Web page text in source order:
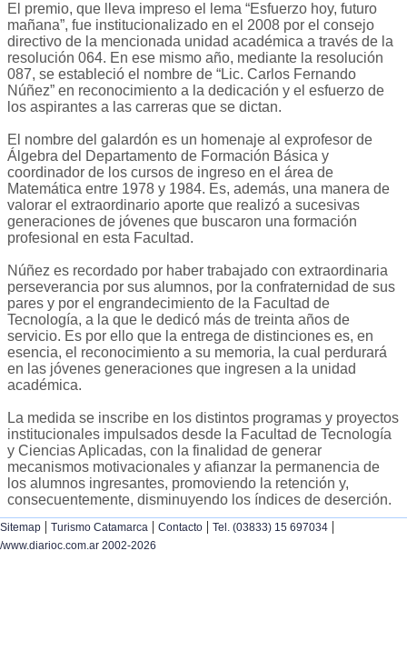
El premio, que lleva impreso el lema “Esfuerzo hoy, futuro
mañana”, fue institucionalizado en el 2008 por el consejo
directivo de la mencionada unidad académica a través de la
resolución 064. En ese mismo año, mediante la resolución
087, se estableció el nombre de “Lic. Carlos Fernando
Núñez” en reconocimiento a la dedicación y el esfuerzo de
los aspirantes a las carreras que se dictan.
El nombre del galardón es un homenaje al exprofesor de
Álgebra del Departamento de Formación Básica y
coordinador de los cursos de ingreso en el área de
Matemática entre 1978 y 1984. Es, además, una manera de
valorar el extraordinario aporte que realizó a sucesivas
generaciones de jóvenes que buscaron una formación
profesional en esta Facultad.
Núñez es recordado por haber trabajado con extraordinaria
perseverancia por sus alumnos, por la confraternidad de sus
pares y por el engrandecimiento de la Facultad de
Tecnología, a la que le dedicó más de treinta años de
servicio. Es por ello que la entrega de distinciones es, en
esencia, el reconocimiento a su memoria, la cual perdurará
en las jóvenes generaciones que ingresen a la unidad
académica.
La medida se inscribe en los distintos programas y proyectos
institucionales impulsados desde la Facultad de Tecnología
y Ciencias Aplicadas, con la finalidad de generar
mecanismos motivacionales y afianzar la permanencia de
los alumnos ingresantes, promoviendo la retención y,
consecuentemente, disminuyendo los índices de deserción.
Sitemap | Turismo Catamarca | Contacto | Tel. (03833) 15 697034 |
/www.diarioc.com.ar 2002-2026